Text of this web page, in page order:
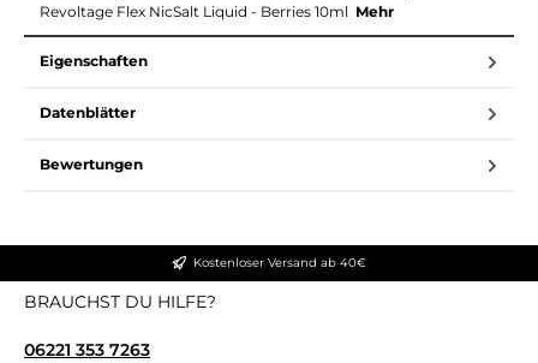
Revoltage Flex NicSalt Liquid - Berries 10ml Mehr
Eigenschaften
Datenblätter
Bewertungen
Kostenloser Versand ab 40€
BRAUCHST DU HILFE?
06221 353 7263